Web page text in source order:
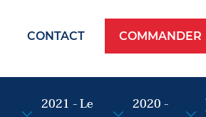
menu top
CONTACT COMMANDER
2021 - Le
2020 -